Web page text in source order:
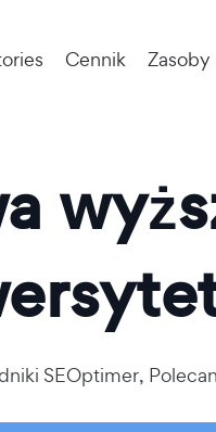
Cennik Zasoby
SEOptimer,